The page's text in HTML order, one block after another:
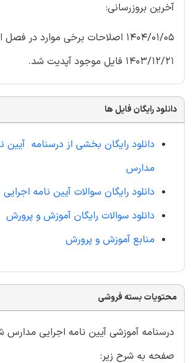
آخرین بروزرسانی:
1404/01/05 اصلاحات برخی موارد در فصل اول
1403/12/21 فایل موجود آپدیت شد.
دانلود رایگان فایل ها
دانلود رایگان بخشی از درسنامه آیین
مدارس
دانلود رایگان سوالات آیین نامه
دانلود سوالات رایگان آموزش و پرورش
منابع آموزش و پرورش
محتویات بسته فروشی
صفحه به شرح زیر: